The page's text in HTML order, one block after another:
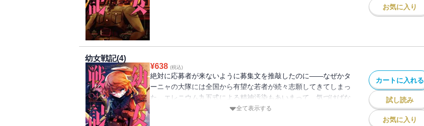
お気に入り
幼女戦記(4)
¥638 (税込)
絶対に応募者が来ないように募集文を推敲したのに――なぜかタ
ーニャの大隊には全国から有望な若者が続々志願してきてしまっ
た。エレニウム九五式による精神汚染もあいまって、気づけばな
全て表示する
カートに入れる
試し読み
お気に入り